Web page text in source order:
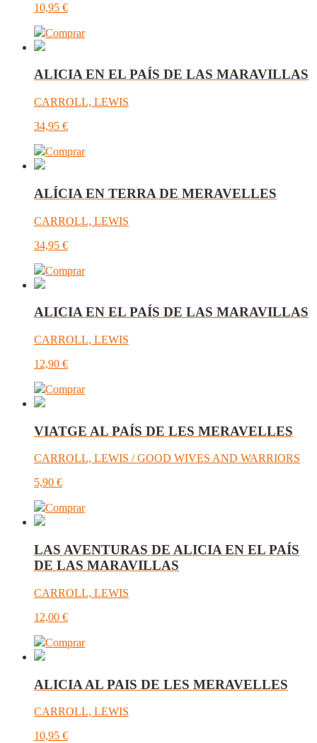
10,95 €
Comprar
ALICIA EN EL PAÍS DE LAS MARAVILLAS
CARROLL, LEWIS
34,95 €
Comprar
ALÍCIA EN TERRA DE MERAVELLES
CARROLL, LEWIS
34,95 €
Comprar
ALICIA EN EL PAÍS DE LAS MARAVILLAS
CARROLL, LEWIS
12,90 €
Comprar
VIATGE AL PAÍS DE LES MERAVELLES
CARROLL, LEWIS / GOOD WIVES AND WARRIORS
5,90 €
Comprar
LAS AVENTURAS DE ALICIA EN EL PAÍS
DE LAS MARAVILLAS
CARROLL, LEWIS
12,00 €
Comprar
ALICIA AL PAIS DE LES MERAVELLES
CARROLL, LEWIS
10,95 €